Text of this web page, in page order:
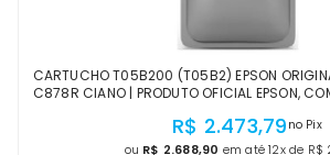
CARTUCHO T05B200 (T05B2) EPSON
C878R CIANO | PRODUTO OFICIAL EPSON,
R$ 2.473,79 no Pix
ou R$ 2.688,90 em até 12x de R$